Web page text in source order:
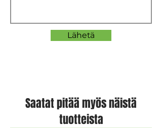
Lähetä
Saatat pitää myös näistä
tuotteista